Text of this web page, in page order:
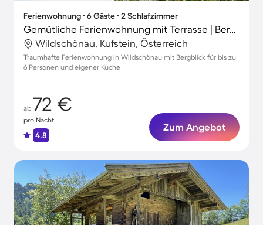
Ferienwohnung ∙ 6 Gäste ∙ 2 Schlafzimmer
Gemütliche Ferienwohnung mit Terrasse | Bergblick
Wildschönau, Kufstein, Österreich
Traumhafte Ferienwohnung in Wildschönau mit Bergblick für bis zu
6 Personen und eigener Küche
ab 72 €
pro Nacht
4.8
Zum Angebot